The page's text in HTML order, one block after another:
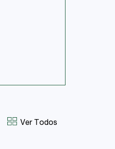
Ver Todos